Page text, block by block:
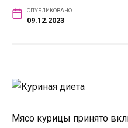
ОПУБЛИКОВАНО
09.12.2023
Мясо курицы принято